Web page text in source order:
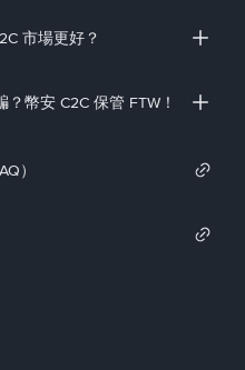
市場更好？
幣安 C2C 保管 FTW！
）